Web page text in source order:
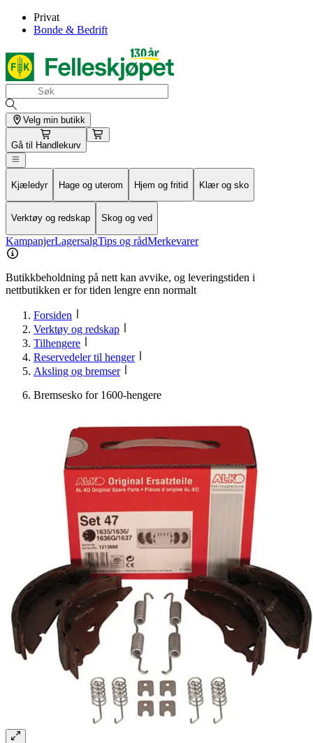
Privat
Bonde & Bedrift
Velg min butikk
Gå til Handlekurv
Kjæledyr Hage og uterom Hjem og fritid Klær og sko
Verktøy og redskap Skog og ved
KampanjerLagersalgTips og rådMerkevarer
Butikkbeholdning på nett kan avvike, og leveringstiden i
nettbutikken er for tiden lengre enn normalt
Forsiden
Verktøy og redskap
Tilhengere
Reservedeler til henger
Aksling og bremser
Bremsesko for 1600-hengere